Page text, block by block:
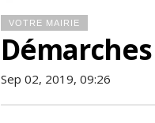
VOTRE MAIRIE
Sep 02, 2019, 09:26